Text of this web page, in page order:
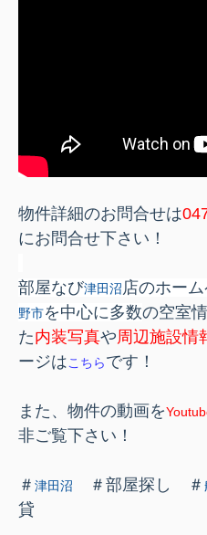
物件詳細のお問合せは
にお問合せ下さい！
部屋なび津田沼店のホーム
野市を中心に多数の空室
た内装写真や周辺施設情
ージはこちらです！
また、物件の動画を
非ご覧下さい！
＃ 津田沼 ＃部屋探し ＃
貸